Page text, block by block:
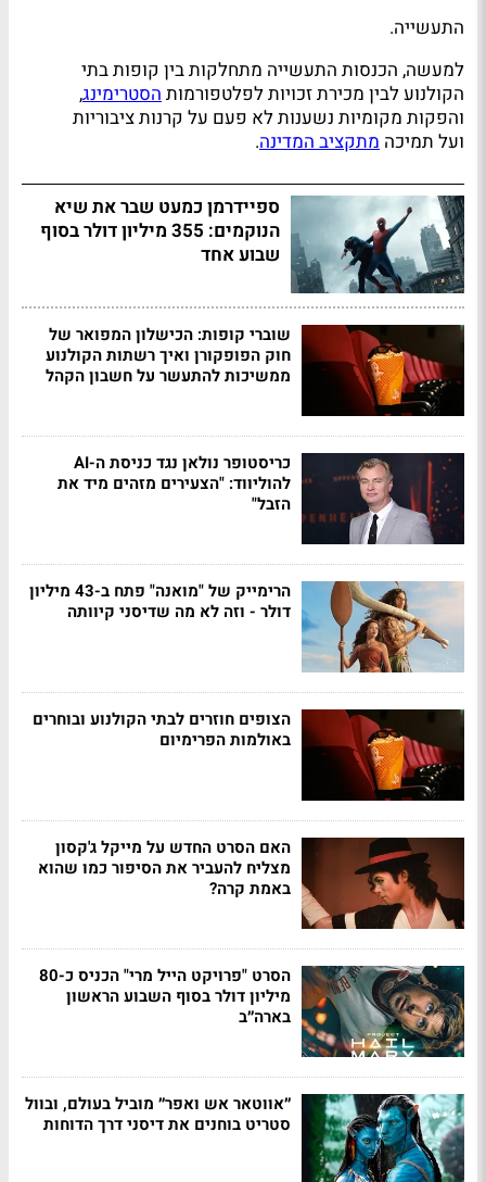
התעשייה.
למעשה, הכנסות התעשייה מתחלקות בין קופות בתי
הקולנוע לבין מכירת זכויות לפלטפורמותהסטרימינג,
והפקות מקומיות נשענות לא פעם על קרנות ציבוריות
ועל תמיכה מתקציב המדינה.
ספיידרמן כמעט שבר את שיא
הנוקמים: 355 מיליון דולר בסוף
שבוע אחד
שוברי קופות: הכישלון המפואר של
חוק הפופקורן ואיך רשתות הקולנוע
ממשיכות להתעשר על חשבון הקהל
כריסטופר נולאן נגד כניסת ה-AI
להוליווד: "הצעירים מזהים מיד את
הזבל"
הרימייק של "מואנה" פתח ב-43 מיליון
דולר - וזה לא מה שדיסני קיוותה
הצופים חוזרים לבתי הקולנוע ובוחרים
באולמות הפרימיום
האם הסרט החדש על מייקל ג'קסון
מצליח להעביר את הסיפור כמו שהוא
באמת קרה?
הסרט "פרויקט הייל מרי" הכניס כ-80
מיליון דולר בסוף השבוע הראשון
בארה״ב
״אווטאר אש ואפר״ מוביל בעולם, ובוול
סטריט בוחנים את דיסני דרך הדוחות